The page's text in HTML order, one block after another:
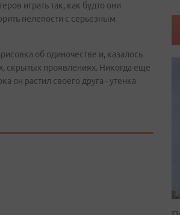
играть так, как будто они
нелепости с серьезным
об одиночестве и, казалось
скрытых проявлениях. Никогда еще
он растил своего друга - утенка